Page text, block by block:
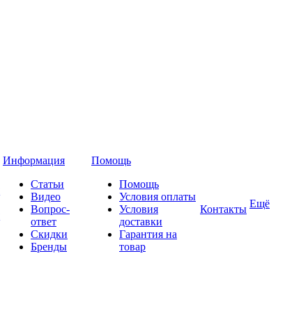
Информация
Статьи
Видео
Вопрос-
ответ
Скидки
Бренды
Помощь
Помощь
Условия оплаты
Условия
доставки
Гарантия на
товар
Контакты Ещё